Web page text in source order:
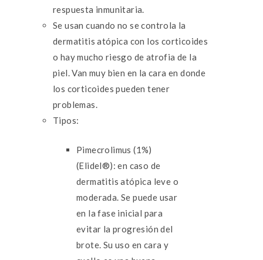
respuesta inmunitaria.
Se usan cuando no se controla la
dermatitis atópica con los corticoides
o hay mucho riesgo de atrofia de la
piel. Van muy bien en la cara en donde
los corticoides pueden tener
problemas.
Tipos:
Pimecrolimus (1%)
(Elidel®): en caso de
dermatitis atópica leve o
moderada. Se puede usar
en la fase inicial para
evitar la progresión del
brote. Su uso en cara y